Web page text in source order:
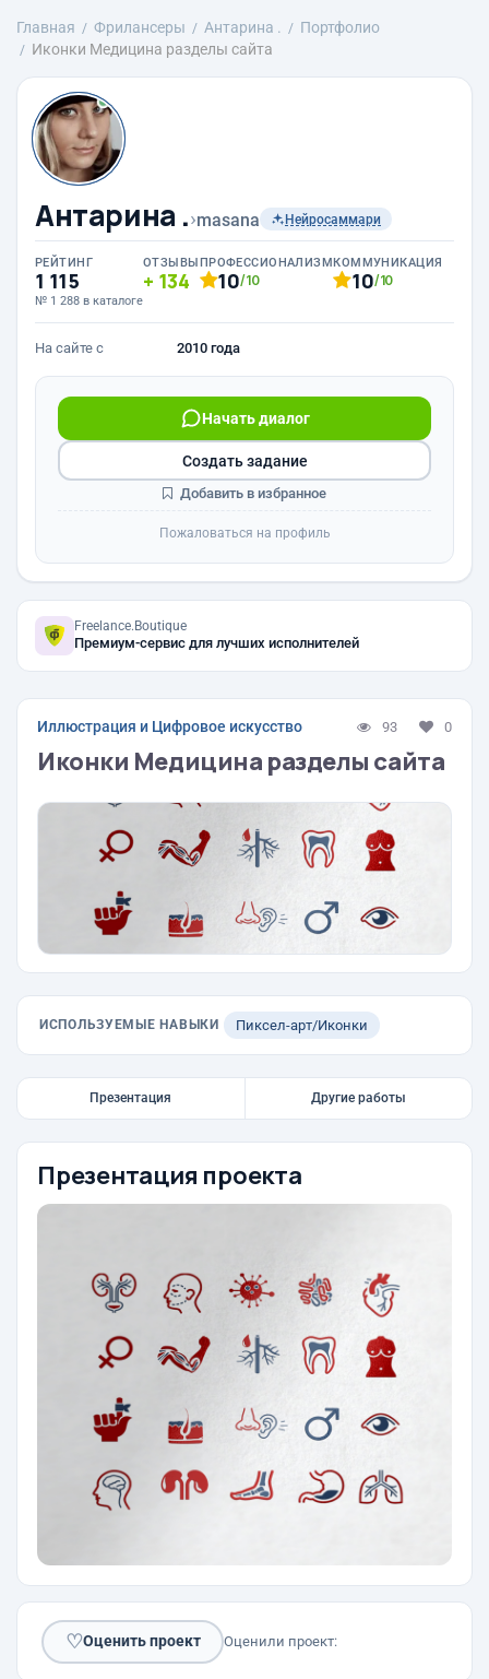
Главная Фрилансеры Антарина .
Портфолио
Иконки Медицина разделы сайта
Антарина .›masana Нейросаммари
РЕЙТИНГ
1 115
№ 1 288 в каталоге
ОТЗЫВЫ
134
ПРОФЕССИОНАЛИЗМ
10/10
КОММУНИКАЦИЯ
10/10
На сайте с 2010 года
Начать диалог
Создать задание
Добавить в избранное
Пожаловаться на профиль
Freelance.Boutique
Премиум-сервис для лучших исполнителей
Иллюстрация и Цифровое искусство 93 0
Иконки Медицина разделы сайта
ИСПОЛЬЗУЕМЫЕ НАВЫКИ Пиксел-арт/Иконки
Презентация Другие работы
Презентация проекта
♡Оценить проект Оценили проект: